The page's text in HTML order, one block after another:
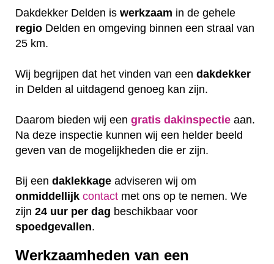
Dakdekker Delden is werkzaam in de gehele
regio Delden en omgeving binnen een straal van
25 km.
Wij begrijpen dat het vinden van een dakdekker
in Delden al uitdagend genoeg kan zijn.
Daarom bieden wij een gratis dakinspectie aan.
Na deze inspectie kunnen wij een helder beeld
geven van de mogelijkheden die er zijn.
Bij een daklekkage adviseren wij om
onmiddellijk contact met ons op te nemen. We
zijn 24 uur per dag beschikbaar voor
spoedgevallen.
Werkzaamheden van een